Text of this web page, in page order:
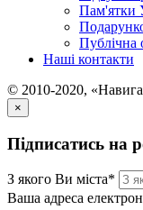
Пам'ятки
Публічна
Наші контакти
© 2010-2020,
×
Підписатись на
З якого Ви міста*
Ваша адреса